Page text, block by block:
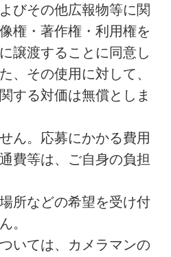
びその他広報物等に関
権・著作権・利用権を
譲渡することに同意し
、その使用に対して、
する対価は無償としま
ん。応募にかかる費用
費等は、ご自身の負担
所などの希望を受け付
。
いては、カメラマンの